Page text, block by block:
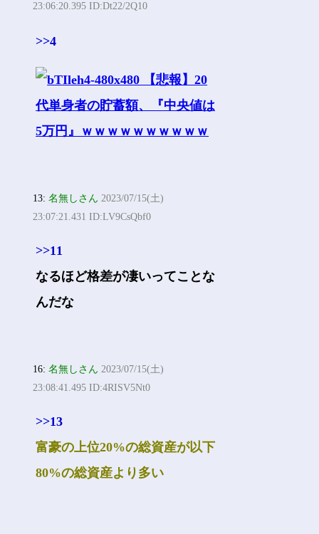
23:06:20.395 ID:Dt22/2Q10
>>4
13:名無しさん 2023/07/15(土)
23:07:21.431 ID:LV9CsQbf0
>>11
なるほど格差が凄いってことな
んだな
16:名無しさん 2023/07/15(土)
23:08:41.495 ID:4RISV5Nt0
>>13
富豪の上位20%の総資産が以下
80%の総資産より多い